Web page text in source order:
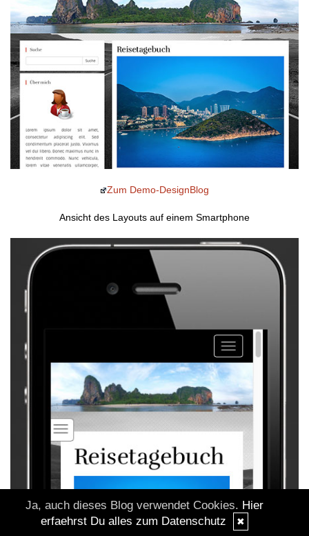
Zum Demo-DesignBlog
Ansicht des Layouts auf einem Smartphone
Ja, auch dieses Blog verwendet Cookies. Hier
erfaehrst Du alles zum Datenschutz
✖